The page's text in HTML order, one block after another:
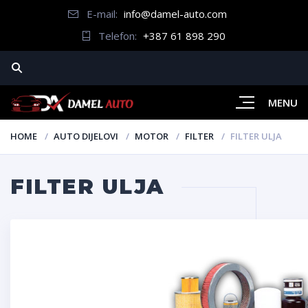
E-mail: info@damel-auto.com
Telefon: +387 61 898 290
MENU
HOME AUTO DIJELOVI MOTOR FILTER FILTER ULJA
FILTER ULJA